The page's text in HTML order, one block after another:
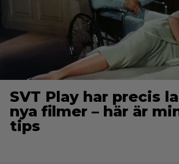
SVT Play har precis
nya filmer – här är
tips